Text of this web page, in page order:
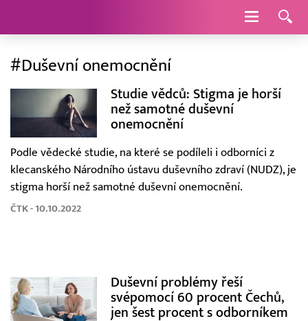
Navigace
#Duševní onemocnění
Studie vědců: Stigma je horší
než samotné duševní
onemocnění
Podle vědecké studie, na které se podíleli i odborníci z
klecanského Národního ústavu duševního zdraví (NUDZ), je
stigma horší než samotné duševní onemocnění.
ČTK - 10.10.2022
Duševní problémy řeší
svépomocí 60 procent Čechů,
jen šest procent s odborníkem